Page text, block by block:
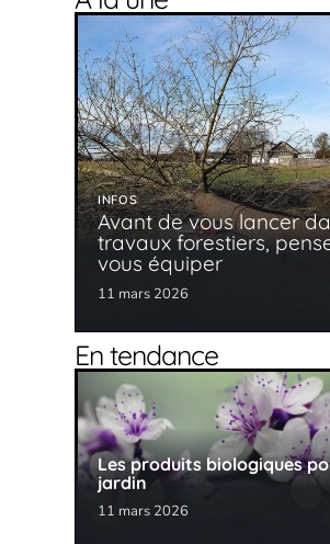
INFOS
Avant de vous lancer
travaux forestiers,
vous équiper
11 mars 2026
En tendance
Les produits biologiques
jardin
11 mars 2026